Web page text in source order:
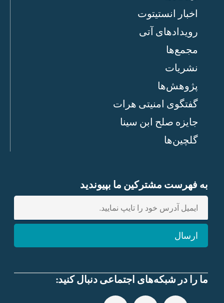
اخبار انستیتوت
رویدادهای آتی
مجمع‌ها
نشریات
پژوهش‌ها
گفتگوی امنیتی هرات
جایزه صلح ابن سینا
گلچین‌ها
به فهرست مشترکین ما بپیوندید
E
t
m
ارسال
ما را در شبکه‌های اجتماعی دنبال کنید: